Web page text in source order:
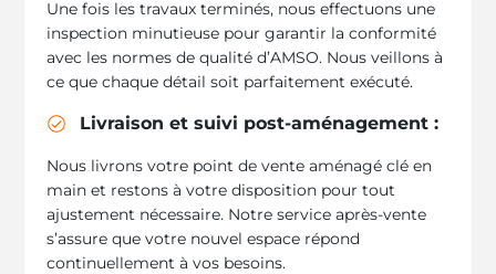
Une fois les travaux terminés, nous effectuons une
inspection minutieuse pour garantir la conformité
avec les normes de qualité d’AMSO. Nous veillons à
ce que chaque détail soit parfaitement exécuté.
Livraison et suivi post-aménagement :
Nous livrons votre point de vente aménagé clé en
main et restons à votre disposition pour tout
ajustement nécessaire. Notre service après-vente
s’assure que votre nouvel espace répond
continuellement à vos besoins.